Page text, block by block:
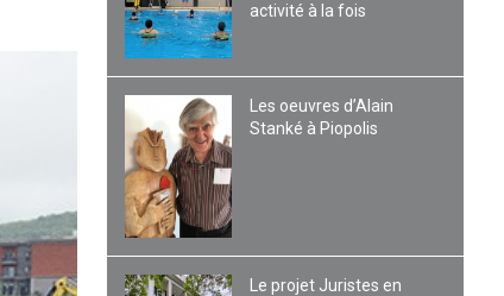
activité à la fois
Les oeuvres d’Alain
Stanké à Piopolis
Le projet Juristes en